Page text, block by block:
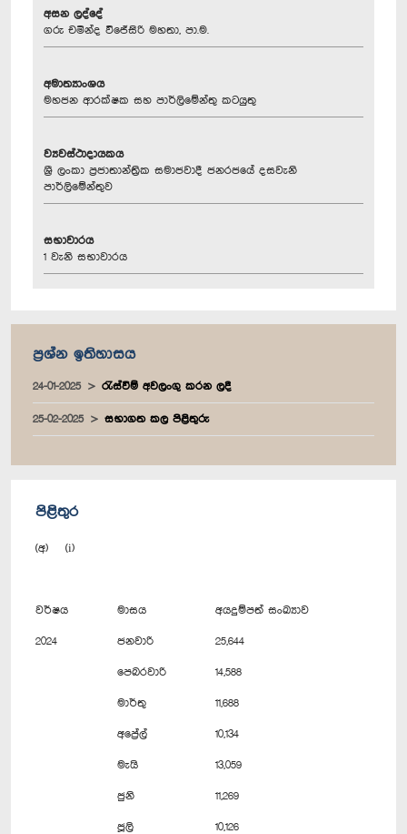
අසන ලද්දේ
ගරු චමින්ද වි‍ජේසිරි මහතා, පා.ම.
අමාත්‍යාංශය
මහජන ආරක්ෂක සහ පාර්ලිමේන්තු කටයුතු
ව්‍යවස්ථාදායකය
ශ්‍රී ලංකා ප්‍රජාතාන්ත්‍රික සමාජවාදී ජනරජයේ දසවැනි
පාර්ලිමේන්තුව
සභාවාරය
1 වැනි සභාවාරය
ප්‍රශ්න ඉතිහාසය
24-01-2025 රැස්වීම් අවලංගු කරන ලදී
25-02-2025 සභාගත කල පිළිතුරු
පිළිතුර
(අ) (i)
වර්ෂය මාසය අයදුම්පත් සංඛ්‍යාව
2024 ජනවාරි 25,644
පෙබරවාරි 14,588
මාර්තු 11,688
අප්‍රේල් 10,134
මැයි 13,059
ජුනි 11,269
ජූලි 10,126